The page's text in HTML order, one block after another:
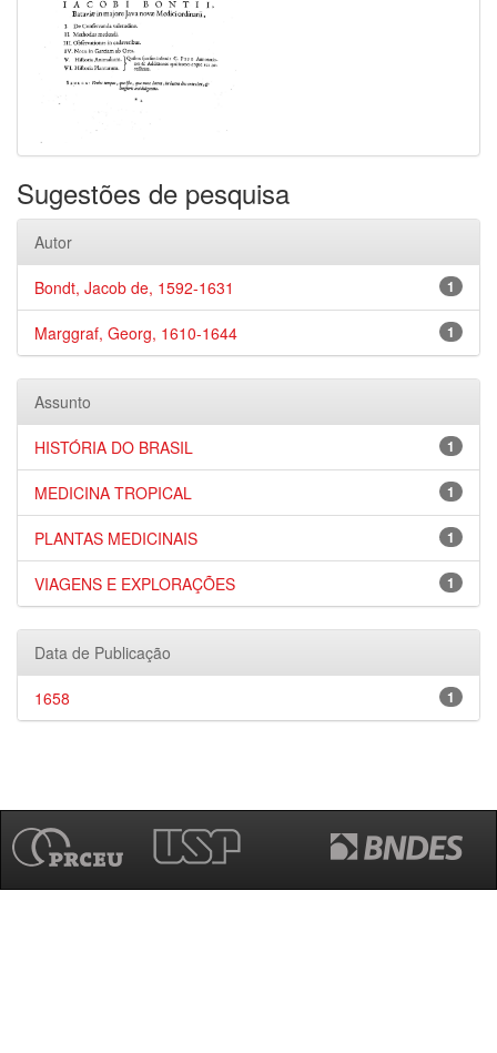
Sugestões de pesquisa
Autor
1
Bondt, Jacob de, 1592-1631
1
Marggraf, Georg, 1610-1644
Assunto
1
HISTÓRIA DO BRASIL
1
MEDICINA TROPICAL
1
PLANTAS MEDICINAIS
1
VIAGENS E EXPLORAÇÕES
Data de Publicação
1
1658